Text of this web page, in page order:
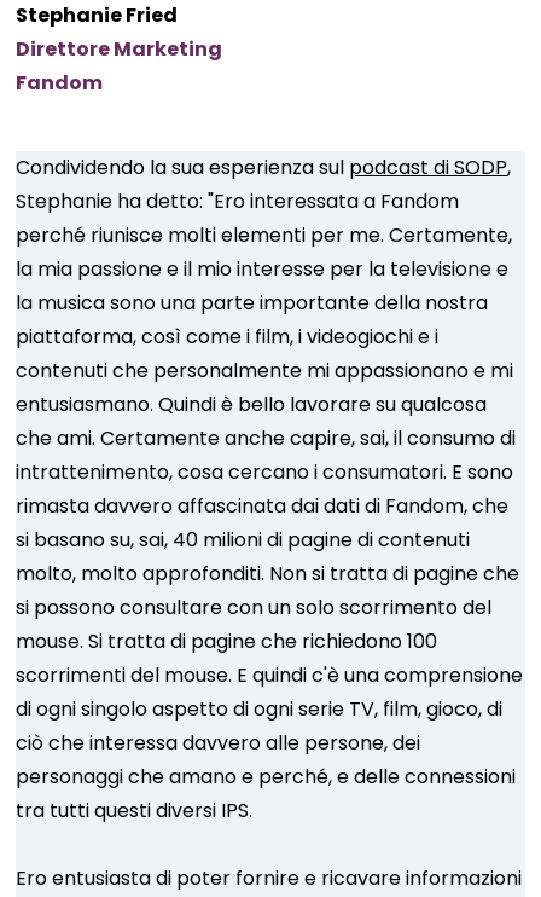
Stephanie Fried
Direttore Marketing
Fandom
Condividendo la sua esperienza sul podcast di SODP,
Stephanie ha detto: "Ero interessata a Fandom
perché riunisce molti elementi per me. Certamente,
la mia passione e il mio interesse per la televisione e
la musica sono una parte importante della nostra
piattaforma, così come i film, i videogiochi e i
contenuti che personalmente mi appassionano e mi
entusiasmano. Quindi è bello lavorare su qualcosa
che ami. Certamente anche capire, sai, il consumo di
intrattenimento, cosa cercano i consumatori. E sono
rimasta davvero affascinata dai dati di Fandom, che
si basano su, sai, 40 milioni di pagine di contenuti
molto, molto approfonditi. Non si tratta di pagine che
si possono consultare con un solo scorrimento del
mouse. Si tratta di pagine che richiedono 100
scorrimenti del mouse. E quindi c'è una comprensione
di ogni singolo aspetto di ogni serie TV, film, gioco, di
ciò che interessa davvero alle persone, dei
personaggi che amano e perché, e delle connessioni
tra tutti questi diversi IPS.
Ero entusiasta di poter fornire e ricavare informazioni